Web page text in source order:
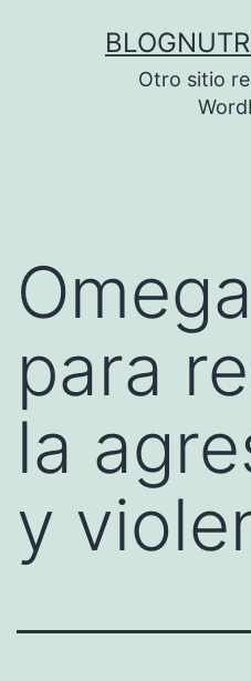
Otro sitio
para
la
y